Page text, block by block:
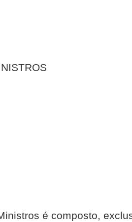
é composto,